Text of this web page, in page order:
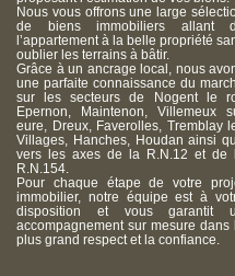
Nous vous offrons une large
de biens immobiliers allant
l’appartement à la belle propriété
oublier les terrains à bâtir.
Grâce à un ancrage local, nous
une parfaite connaissance du
sur les secteurs de Nogent le
Epernon, Maintenon, Villemeux
eure, Dreux, Faverolles, Tremblay
Villages, Hanches, Houdan ainsi
vers les axes de la R.N.12 et de
R.N.154.
Pour chaque étape de votre
immobilier, notre équipe est à
disposition et vous garantit
accompagnement sur mesure dans
plus grand respect et la confiance.